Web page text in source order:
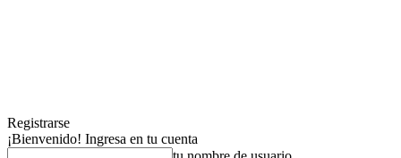
Registrarse
¡Bienvenido! Ingresa en tu cuenta